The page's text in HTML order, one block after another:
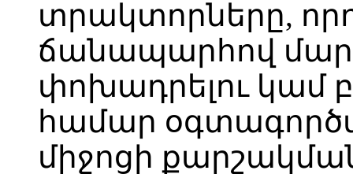
տրակտորները,
ճանապարհով
փոխադրելու կամ
համար
միջոցի